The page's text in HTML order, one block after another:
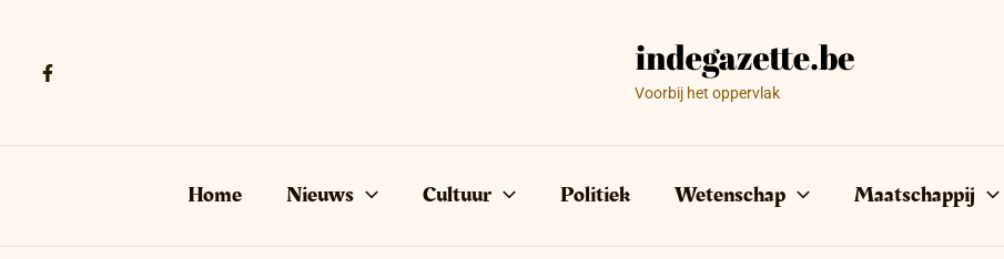
Voorbij het oppervlak
Home Nieuws Cultuur Politiek Wetenschap Maatschappij